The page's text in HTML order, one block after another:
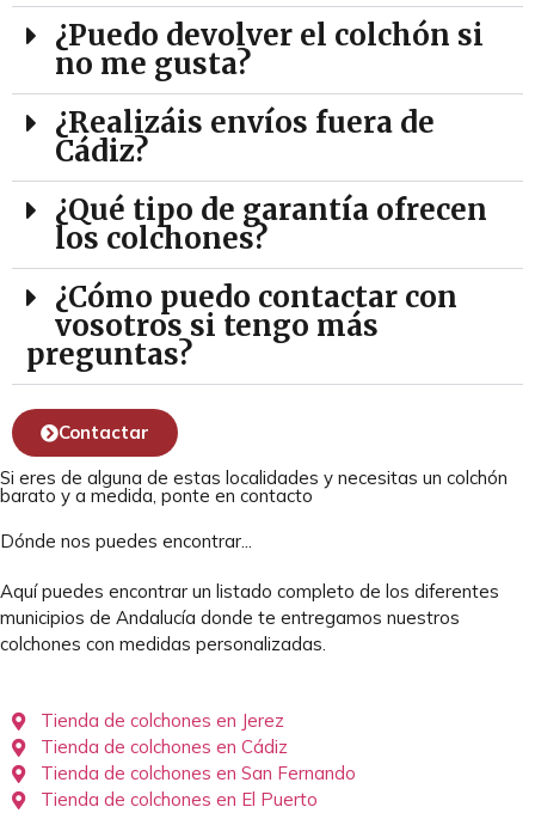
¿Puedo devolver el colchón si
no me gusta?
¿Realizáis envíos fuera de
Cádiz?
¿Qué tipo de garantía ofrecen
los colchones?
¿Cómo puedo contactar con
vosotros si tengo más
preguntas?
Contactar
Si eres de alguna de estas localidades y necesitas un colchón
barato y a medida, ponte en contacto
Dónde nos puedes encontrar...
Aquí puedes encontrar un listado completo de los diferentes
municipios de Andalucía donde te entregamos nuestros
colchones con medidas personalizadas.
Tienda de colchones en Jerez
Tienda de colchones en Cádiz
Tienda de colchones en San Fernando
Tienda de colchones en El Puerto